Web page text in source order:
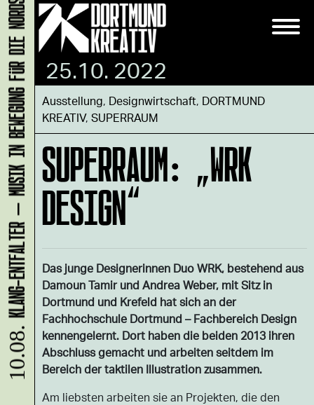
25.10. 2022
Ausstellung, Designwirtschaft, DORTMUND
KREATIV, SUPERRAUM
SUPERRAUM: „WRK
DESIGN“
Das junge Designerinnen Duo WRK, bestehend aus
Damoun Tamir und Andrea Weber, mit Sitz in
Dortmund und Krefeld hat sich an der
Fachhochschule Dortmund – Fachbereich Design
kennengelernt. Dort haben die beiden 2013 ihren
Abschluss gemacht und arbeiten seitdem im
Bereich der taktilen Illustration zusammen.
Am liebsten arbeiten sie an Projekten, die den
10.08.
KLANG-ENTFALTER – MUSIK IN BEWEGUNG FÜR DIE NORDSTADT